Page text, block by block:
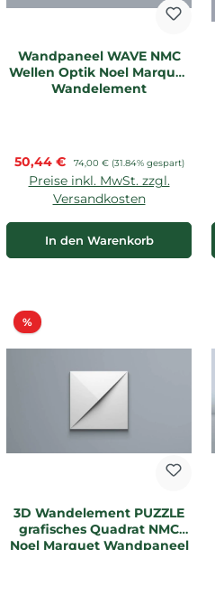
Wandpaneel WAVE NMC
Wellen Optik Noel Marquet
Wandelement
Verkaufspreis:
50,44 € Regulärer Preis:
74,00 € (31.84% gespart)
Preise inkl. MwSt. zzgl.
Versandkosten
In den Warenkorb
%Rabatt
3D Wandelement PUZZLE
grafisches Quadrat NMC
Noel Marquet Wandpaneel